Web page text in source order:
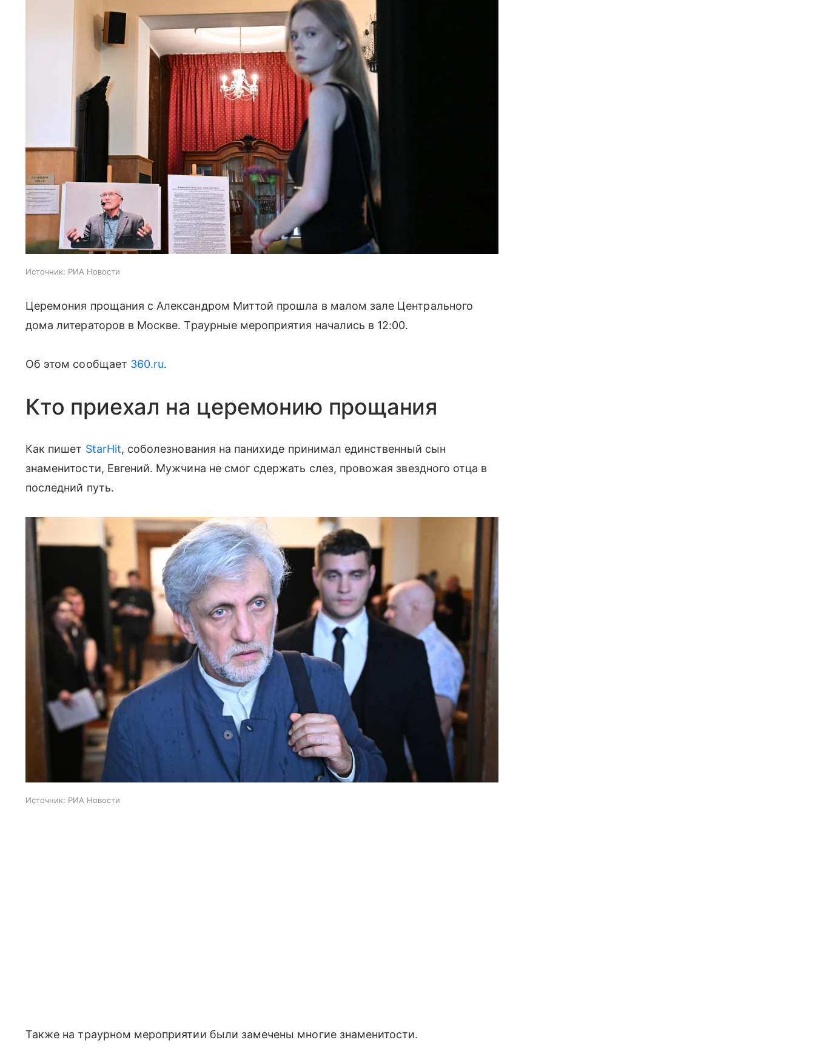
Источник: РИА Новости
Церемония прощания с Александром Миттой прошла в малом зале Центрального
дома литераторов в Москве. Траурные мероприятия начались в 12:00.
Об этом сообщает 360.ru.
Кто приехал на церемонию прощания
Как пишет StarHit, соболезнования на панихиде принимал единственный сын
знаменитости, Евгений. Мужчина не смог сдержать слез, провожая звездного отца в
последний путь.
Источник: РИА Новости
Также на траурном мероприятии были замечены многие знаменитости.